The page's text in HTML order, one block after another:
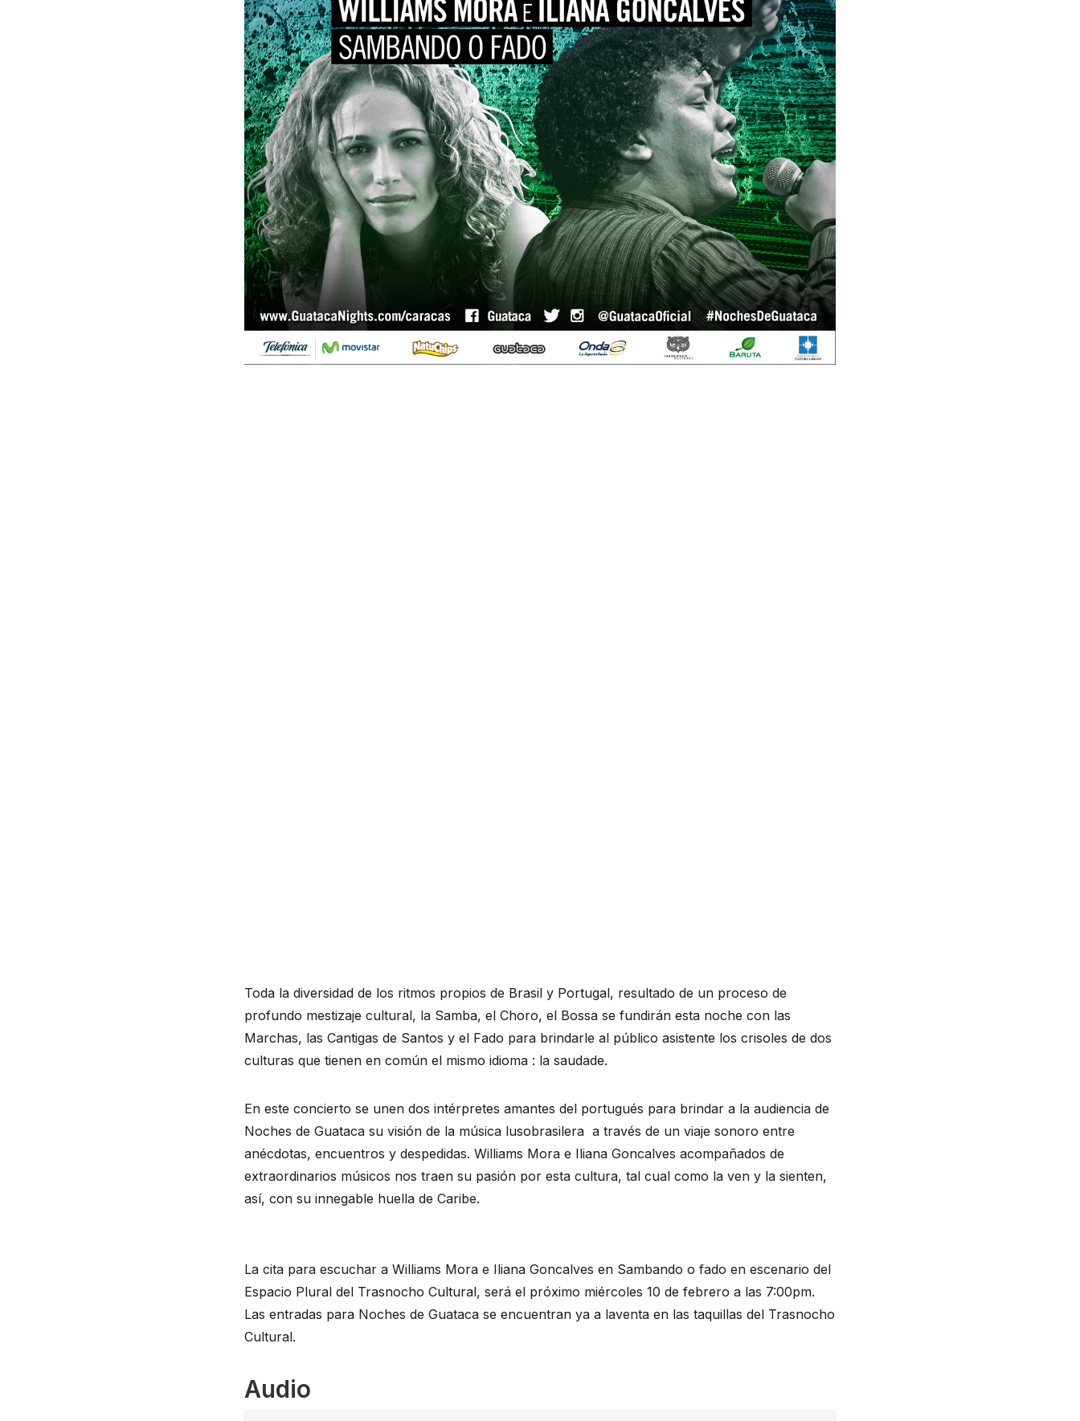
Toda la diversidad de los ritmos propios de Brasil y Portugal, resultado de un proceso de
profundo mestizaje cultural, la Samba, el Choro, el Bossa se fundirán esta noche con las
Marchas, las Cantigas de Santos y el Fado para brindarle al público asistente los crisoles de dos
culturas que tienen en común el mismo idioma : la saudade.
En este concierto se unen dos intérpretes amantes del portugués para brindar a la audiencia de
Noches de Guataca su visión de la música lusobrasilera a través de un viaje sonoro entre
anécdotas, encuentros y despedidas. Williams Mora e Iliana Goncalves acompañados de
extraordinarios músicos nos traen su pasión por esta cultura, tal cual como la ven y la sienten,
así, con su innegable huella de Caribe.
La cita para escuchar a Williams Mora e Iliana Goncalves en Sambando o fado en escenario del
Espacio Plural del Trasnocho Cultural, será el próximo miércoles 10 de febrero a las 7:00pm.
Las entradas para Noches de Guataca se encuentran ya a laventa en las taquillas del Trasnocho
Cultural.
Audio